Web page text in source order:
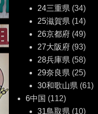
24三重県 (34)
25滋賀県 (14)
26京都府(49)
27大阪府(93)
28兵庫県 (58)
29奈良県 (25)
30和歌山県 (61)
6中国 (112)
31鳥取県 (10)